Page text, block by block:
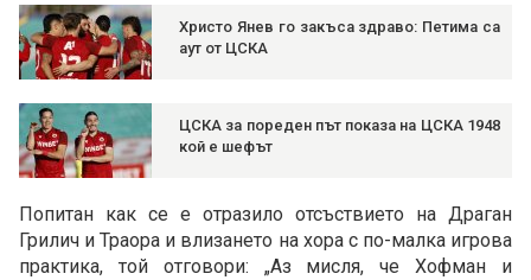
Христо Янев го закъса здраво: Петима са
аут от ЦСКА
ЦСКА за пореден път показа на ЦСКА 1948
кой е шефът
Попитан как се е отразило отсъствието на Драган
Грилич и Траора и влизането на хора с по-малка игрова
практика, той отговори: „Аз мисля, че Хофман и